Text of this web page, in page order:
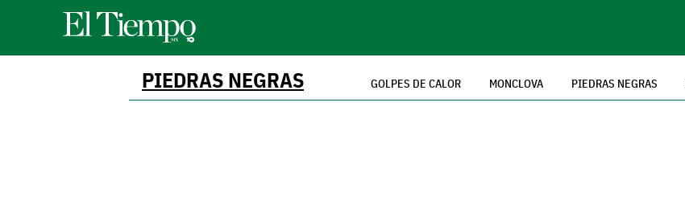
PIEDRAS NEGRAS GOLPES DE CALOR MONCLOVA PIEDRAS NEGRAS